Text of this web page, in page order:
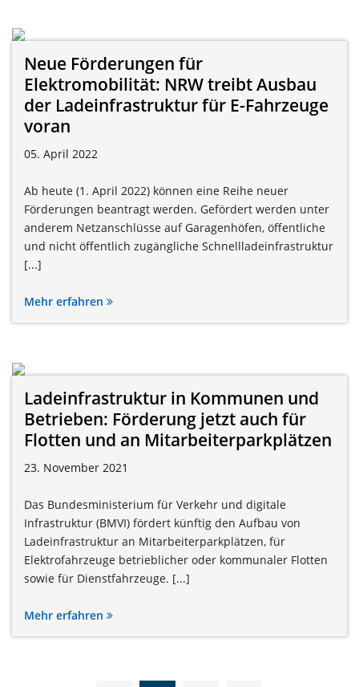
Neue Förderungen für
Elektromobilität: NRW treibt Ausbau
der Ladeinfrastruktur für E-Fahrzeuge
voran
05. April 2022
Ab heute (1. April 2022) können eine Reihe neuer
Förderungen beantragt werden. Gefördert werden unter
anderem Netzanschlüsse auf Garagenhöfen, öffentliche
und nicht öffentlich zugängliche Schnellladeinfrastruktur
[...]
Mehr erfahren
Ladeinfrastruktur in Kommunen und
Betrieben: Förderung jetzt auch für
Flotten und an Mitarbeiterparkplätzen
23. November 2021
Das Bundesministerium für Verkehr und digitale
Infrastruktur (BMVI) fördert künftig den Aufbau von
Ladeinfrastruktur an Mitarbeiterparkplätzen, für
Elektrofahrzeuge betrieblicher oder kommunaler Flotten
sowie für Dienstfahrzeuge. [...]
Mehr erfahren